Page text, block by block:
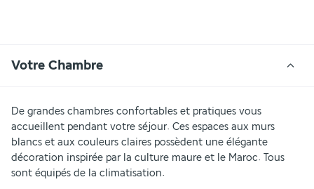
Votre Chambre
De grandes chambres confortables et pratiques vous
accueillent pendant votre séjour. Ces espaces aux murs
blancs et aux couleurs claires possèdent une élégante
décoration inspirée par la culture maure et le Maroc. Tous
sont équipés de la climatisation.